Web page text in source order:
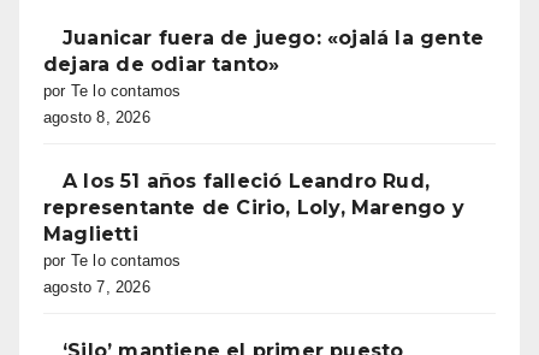
Juanicar fuera de juego: «ojalá la gente
dejara de odiar tanto»
por Te lo contamos
agosto 8, 2026
A los 51 años falleció Leandro Rud,
representante de Cirio, Loly, Marengo y
Maglietti
por Te lo contamos
agosto 7, 2026